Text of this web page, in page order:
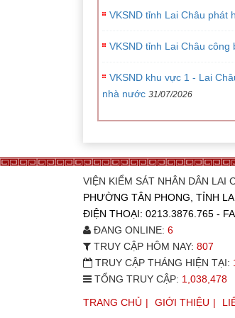
VKSND tỉnh Lai Châu phát
VKSND tỉnh Lai Châu
VKSND khu vực 1 - Lai
nhà nước 31/07/2026
VIỆN KIỂM SÁT NHÂN DÂN LAI
PHƯỜNG TÂN PHONG, TỈNH
ĐIỆN THOẠI: 0213.3876.765 -
ĐANG ONLINE: 6
TRUY CẬP HÔM NAY: 807
TRUY CẬP THÁNG HIỆN TẠI:
TỔNG TRUY CẬP: 1,038,478
TRANG CHỦ GIỚI THIỆU